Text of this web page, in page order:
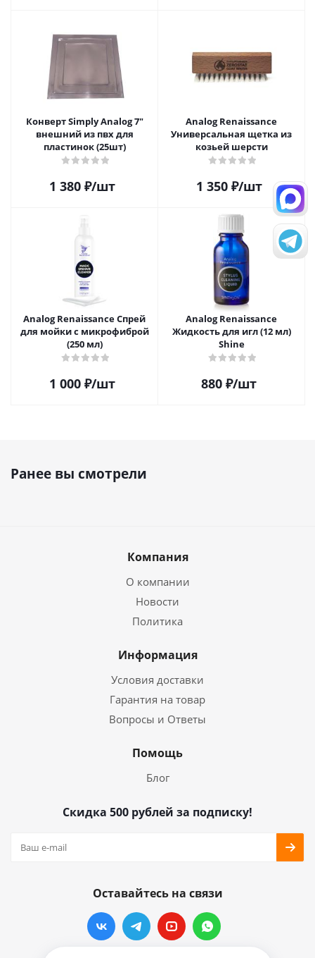
Конверт Simply Analog 7"
внешний из пвх для
пластинок (25шт)
1 380₽/шт
Analog Renaissance
Универсальная щетка из
козьей шерсти
1 350₽/шт
Analog Renaissance Спрей
для мойки с микрофиброй
(250 мл)
1 000₽/шт
Analog Renaissance
Жидкость для игл (12 мл)
Shine
880 ₽/шт
Ранее вы смотрели
Компания
О компании
Новости
Политика
Информация
Условия доставки
Гарантия на товар
Вопросы и Ответы
Помощь
Блог
Скидка 500 рублей за подписку!
Оставайтесь на связи